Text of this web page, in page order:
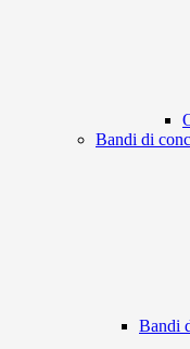
Bandi di
Bandi